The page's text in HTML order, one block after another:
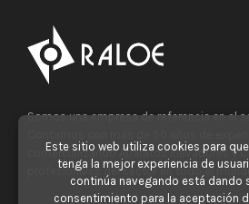
Somos una empresa de referencia en el
Contamos con más de 50 años de
comercializando Aparatos Elevadores y
profesionales del sector en todo el
Este sitio web utiliza cookies para
tenga la mejor experiencia de
continúa navegando está dando
consentimiento para la aceptación